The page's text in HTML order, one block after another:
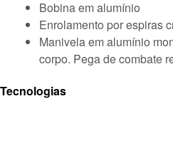
Bobina em alumínio
Enrolamento por espiras
Manivela em alumínio
corpo. Pega de combate
Tecnologias